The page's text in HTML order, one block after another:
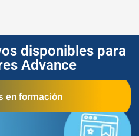
disponibles para
Advance
en formación